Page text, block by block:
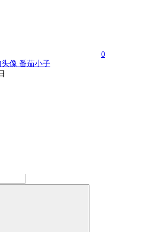
0
番茄小子